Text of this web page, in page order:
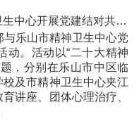
我院心理卫生中心与乐山市精神卫生中心开展党建结对共建主题党日暨义诊活动
乐山市精神卫生中心党
动。活动以“二十大精神
，分别在乐山市中区临
及市精神卫生中心夹江
讲座、团体心理治疗、